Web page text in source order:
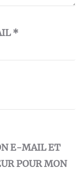
*
E-MAIL ET
POUR MON